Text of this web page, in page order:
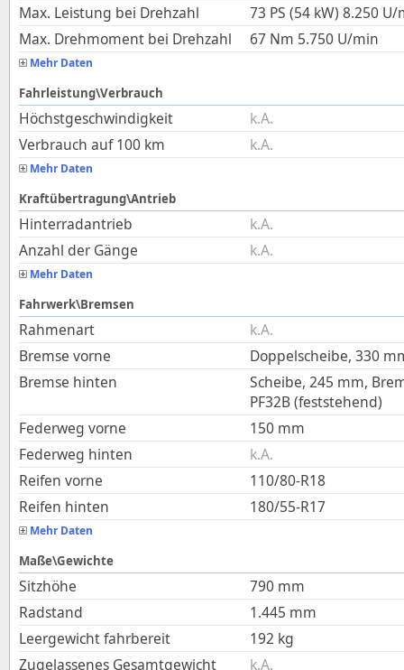
Max. Leistung bei Drehzahl
73 PS (54 kW) 8.250 U/
Max. Drehmoment bei Drehzahl
67 Nm 5.750 U/min
Mehr Daten
Fahrleistung\Verbrauch
Höchstgeschwindigkeit
k.A.
Verbrauch auf 100 km
k.A.
Mehr Daten
Kraftübertragung\Antrieb
Hinterradantrieb
k.A.
Anzahl der Gänge
k.A.
Mehr Daten
Fahrwerk\Bremsen
Rahmenart
k.A.
Bremse vorne
Doppelscheibe, 330
Bremse hinten
Scheibe, 245 mm,
PF32B (feststehend)
Federweg vorne
150 mm
Federweg hinten
k.A.
Reifen vorne
110/80-R18
Reifen hinten
180/55-R17
Mehr Daten
Maße\Gewichte
Sitzhöhe 790 mm
Radstand
1.445 mm
Leergewicht fahrbereit
192 kg
Zugelassenes Gesamtgewicht
k.A.